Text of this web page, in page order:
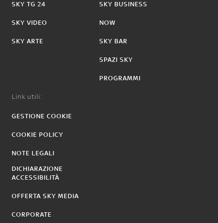
SKY TG 24
SKY VIDEO
SKY ARTE
SKY BUSINESS
NOW
SKY BAR
SPAZI SKY
PROGRAMMI
Link utili:
GESTIONE COOKIE
COOKIE POLICY
NOTE LEGALI
DICHIARAZIONE
ACCESSIBILITÀ
OFFERTA SKY MEDIA
CORPORATE